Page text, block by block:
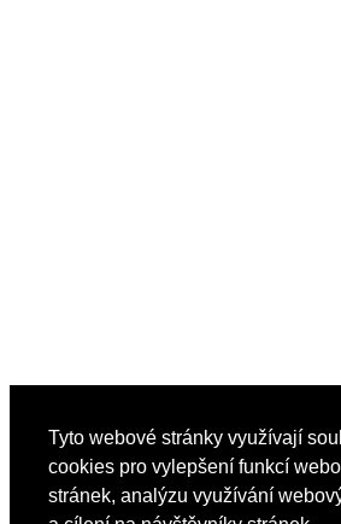
Tyto webové stránky využívají
cookies pro vylepšení funkcí
stránek, analýzu využívání